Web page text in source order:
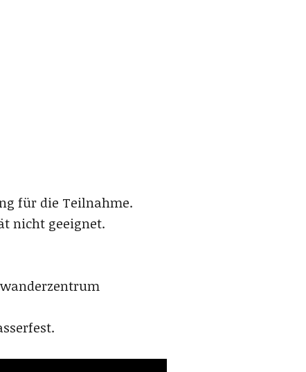
für die Teilnahme.
nicht geeignet.